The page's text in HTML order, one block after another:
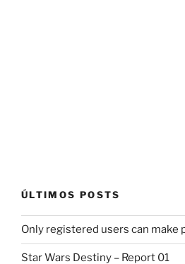
ÚLTIMOS POSTS
Only registered users can make
Star Wars Destiny – Report 01